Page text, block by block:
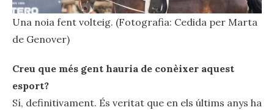
Una noia fent volteig. (Fotografia: Cedida per Marta
de Genover)
Creu que més gent hauria de conèixer aquest
esport?
Sí, definitivament. És veritat que en els últims anys ha